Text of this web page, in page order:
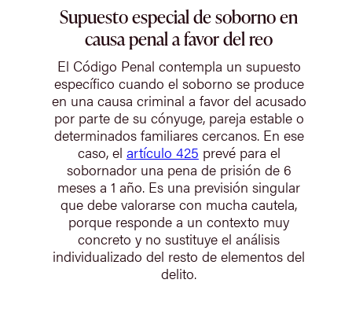
Supuesto especial de soborno en
causa penal a favor del reo
El Código Penal contempla un supuesto
específico cuando el soborno se produce
en una causa criminal a favor del acusado
por parte de su cónyuge, pareja estable o
determinados familiares cercanos. En ese
caso, el artículo 425 prevé para el
sobornador una pena de prisión de 6
meses a 1 año. Es una previsión singular
que debe valorarse con mucha cautela,
porque responde a un contexto muy
concreto y no sustituye el análisis
individualizado del resto de elementos del
delito.